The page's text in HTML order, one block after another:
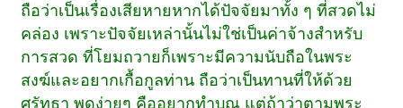
ถือว่าเป็นเรื่องเสียหายหากได้ปัจจัยมาทั้ง ๆ ที่สวดไม่
คล่อง เพราะปัจจัยเหล่านั้นไม่ใช่เป็นค่าจ้างสำหรับ
การสวด ที่โยมถวายก็เพราะมีความนับถือในพระ
สงฆ์และอยากเกื้อกูลท่าน ถือว่าเป็นทานที่ให้ด้วย
ศรัทธา พูดง่ายๆ คืออยากทำบุณ แต่ถ้าว่าตามพระ